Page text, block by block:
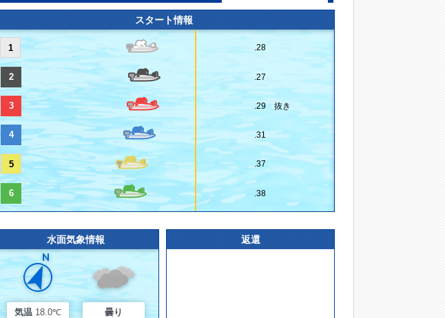
スタート情報
1 .28
2 .27
3 .29 抜き
4 .31
5 .37
6 .38
水面気象情報
気温 18.0℃ 曇り
返還